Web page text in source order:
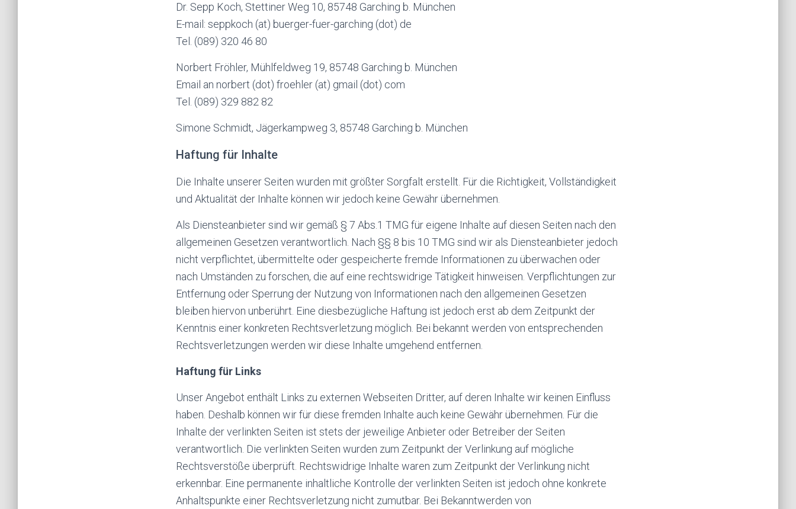
Dr. Sepp Koch, Stettiner Weg 10, 85748 Garching b. München
E-mail: seppkoch (at) buerger-fuer-garching (dot) de
Tel. (089) 320 46 80
Norbert Fröhler, Mühlfeldweg 19, 85748 Garching b. München
Email an norbert (dot) froehler (at) gmail (dot) com
Tel. (089) 329 882 82
Simone Schmidt, Jägerkampweg 3, 85748 Garching b. München
Haftung für Inhalte
Die Inhalte unserer Seiten wurden mit größter Sorgfalt erstellt. Für die Richtigkeit, Vollständigkeit
und Aktualität der Inhalte können wir jedoch keine Gewähr übernehmen.
Als Diensteanbieter sind wir gemäß § 7 Abs.1 TMG für eigene Inhalte auf diesen Seiten nach den
allgemeinen Gesetzen verantwortlich. Nach §§ 8 bis 10 TMG sind wir als Diensteanbieter jedoch
nicht verpflichtet, übermittelte oder gespeicherte fremde Informationen zu überwachen oder
nach Umständen zu forschen, die auf eine rechtswidrige Tätigkeit hinweisen. Verpflichtungen zur
Entfernung oder Sperrung der Nutzung von Informationen nach den allgemeinen Gesetzen
bleiben hiervon unberührt. Eine diesbezügliche Haftung ist jedoch erst ab dem Zeitpunkt der
Kenntnis einer konkreten Rechtsverletzung möglich. Bei bekannt werden von entsprechenden
Rechtsverletzungen werden wir diese Inhalte umgehend entfernen.
Haftung für Links
Unser Angebot enthält Links zu externen Webseiten Dritter, auf deren Inhalte wir keinen Einfluss
haben. Deshalb können wir für diese fremden Inhalte auch keine Gewähr übernehmen. Für die
Inhalte der verlinkten Seiten ist stets der jeweilige Anbieter oder Betreiber der Seiten
verantwortlich. Die verlinkten Seiten wurden zum Zeitpunkt der Verlinkung auf mögliche
Rechtsverstöße überprüft. Rechtswidrige Inhalte waren zum Zeitpunkt der Verlinkung nicht
erkennbar. Eine permanente inhaltliche Kontrolle der verlinkten Seiten ist jedoch ohne konkrete
Anhaltspunkte einer Rechtsverletzung nicht zumutbar. Bei Bekanntwerden von